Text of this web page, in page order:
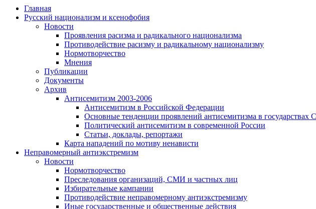
Главная
Русский национализм и ксенофобия
Новости
Проявления расизма и радикального национализма
Противодействие расизму и радикальному национализму
Нормотворчество
Мнения
Публикации
Документы
Архив
Антисемитизм 2003-2006
Антисемитизм в Российской Федерации
Основные тенденции проявлений антисемитизма в государствах
Политический антисемитизм в современной России
Статьи, доклады, репортажи
Карта нападений по мотиву ненависти
Неправомерный антиэкстремизм
Новости
Нормотворчество
Преследования организаций, СМИ и частных лиц
Избирательные кампании
Противодействие неправомерному антиэкстремизму
Иные государственные и общественные действия